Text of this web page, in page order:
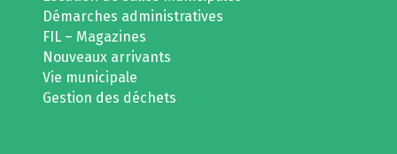
Démarches administratives
FIL – Magazines
Nouveaux arrivants
Vie municipale
Gestion des déchets